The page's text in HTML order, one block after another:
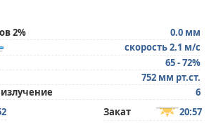
2%
0.0 мм
скорость 2.1 м/с
65 - 72%
752 мм рт.ст.
6
Закат 20:57